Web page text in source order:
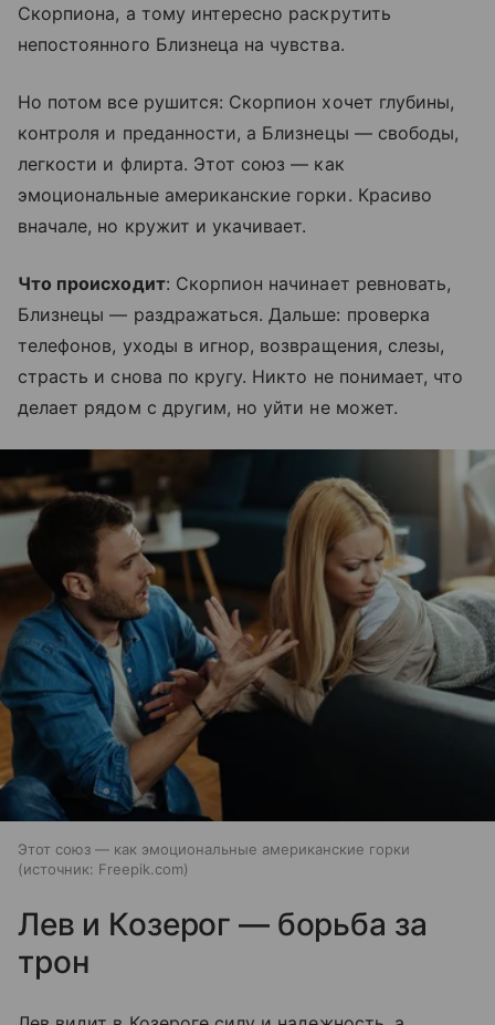
Скорпиона, а тому интересно раскрутить
непостоянного Близнеца на чувства.
Но потом все рушится: Скорпион хочет глубины,
контроля и преданности, а Близнецы — свободы,
легкости и флирта. Этот союз — как
эмоциональные американские горки. Красиво
вначале, но кружит и укачивает.
Что происходит: Скорпион начинает ревновать,
Близнецы — раздражаться. Дальше: проверка
телефонов, уходы в игнор, возвращения, слезы,
страсть и снова по кругу. Никто не понимает, что
делает рядом с другим, но уйти не может.
Этот союз — как эмоциональные американские горки
источник: Freepik.com
Лев и Козерог — борьба за
трон